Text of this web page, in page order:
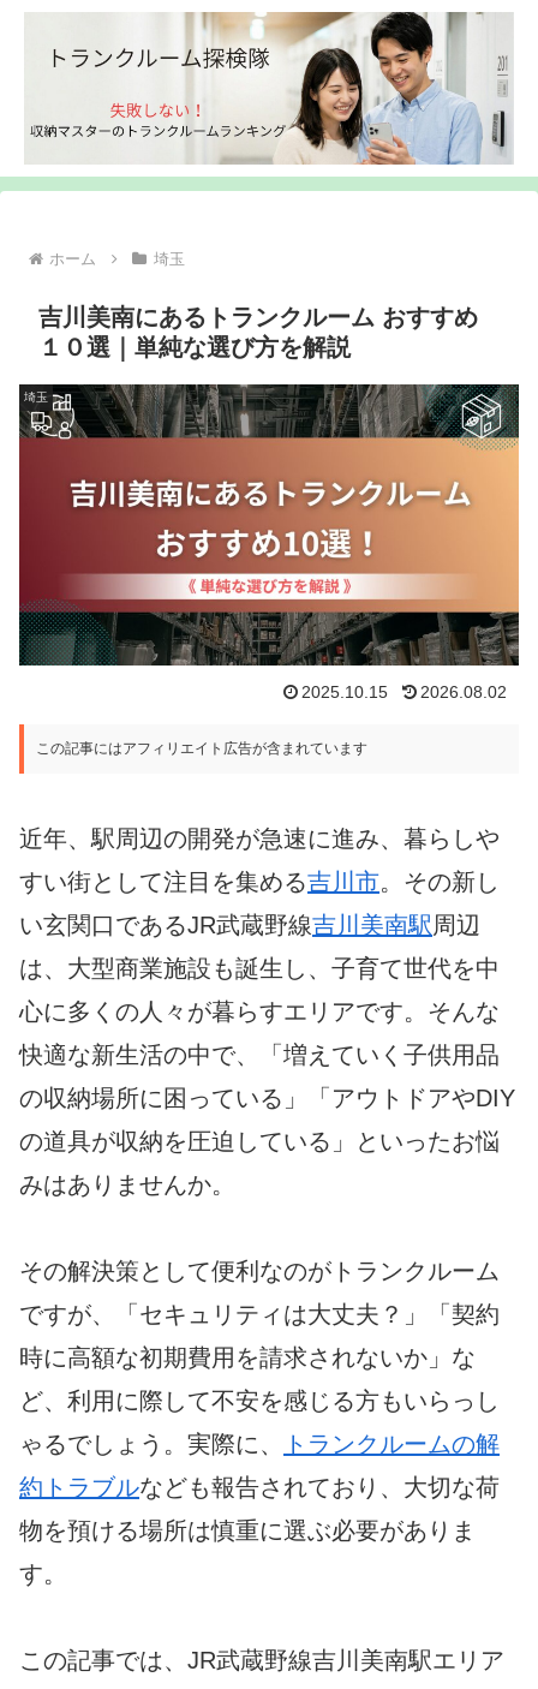
ホーム 埼玉
吉川美南にあるトランクルーム おすすめ
１０選｜単純な選び方を解説
埼玉
2025.10.15 2026.08.02
この記事にはアフィリエイト広告が含まれています
近年、駅周辺の開発が急速に進み、暮らしや
すい街として注目を集める吉川市。その新し
い玄関口であるJR武蔵野線吉川美南駅周辺
は、大型商業施設も誕生し、子育て世代を中
心に多くの人々が暮らすエリアです。そんな
快適な新生活の中で、「増えていく子供用品
の収納場所に困っている」「アウトドアやDIY
の道具が収納を圧迫している」といったお悩
みはありませんか。
その解決策として便利なのがトランクルーム
ですが、「セキュリティは大丈夫？」「契約
時に高額な初期費用を請求されないか」な
ど、利用に際して不安を感じる方もいらっし
ゃるでしょう。実際に、
トランクルームの解
約トラブルなども報告されており、大切な荷
物を預ける場所は慎重に選ぶ必要がありま
す。
この記事では、JR武蔵野線吉川美南駅エリア